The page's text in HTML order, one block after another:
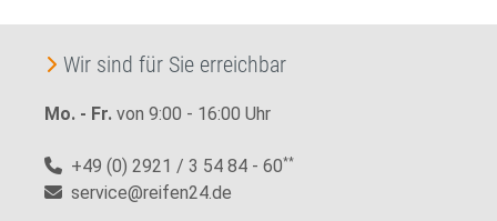
Wir sind für Sie erreichbar
Mo. - Fr. von 9:00 - 16:00 Uhr
+49 (0) 2921 / 3 54 84 - 60**
service@reifen24.de